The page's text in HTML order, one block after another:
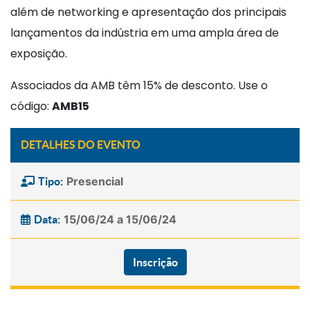
além de networking e apresentação dos principais
lançamentos da indústria em uma ampla área de
exposição.
Associados da AMB têm 15% de desconto. Use o
código: AMB15
DETALHES DO EVENTO
Tipo: Presencial
Data: 15/06/24 a 15/06/24
Inscrição